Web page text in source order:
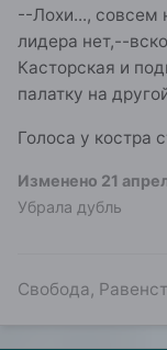
--Лохи..., совсем
лидера нет,--
Касторская и
палатку на
Голоса у костра
Изменено 21
Убрала дубль
Свобода,